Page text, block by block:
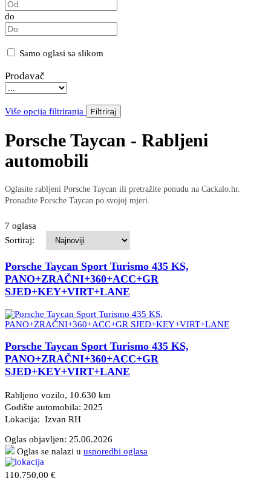
do
Samo oglasi sa slikom
Prodavač
Više opcija filtriranja Filtriraj
Porsche Taycan - Rabljeni
automobili
Oglasite rabljeni Porsche Taycan ili pretražite ponudu na Cackalo.hr.
Pronađite Porsche Taycan po svojoj mjeri.
7 oglasa
Sortiraj:
Porsche Taycan Sport Turismo 435 KS,
PANO+ZRAČNI+360+ACC+GR
SJED+KEY+VIRT+LANE
Porsche Taycan Sport Turismo 435 KS,
PANO+ZRAČNI+360+ACC+GR
SJED+KEY+VIRT+LANE
Rabljeno vozilo, 10.630 km
Godište automobila: 2025
Lokacija: Izvan RH
Oglas objavljen: 25.06.2026
Oglas se nalazi u usporedbi oglasa
110.750,00 €